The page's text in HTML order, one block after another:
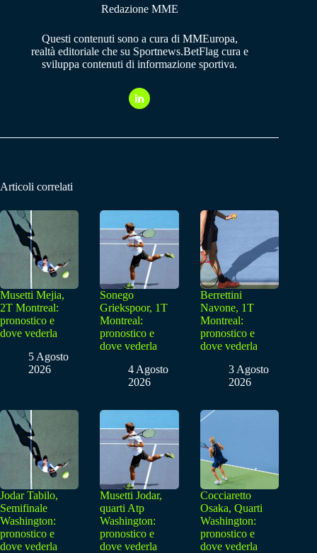
Redazione MME
Questi contenuti sono a cura di MMEuropa,
realtà editoriale che su Sportnews.BetFlag cura e
sviluppa contenuti di informazione sportiva.
Articoli correlati
Musetti Mejia,
2T Montreal:
pronostico e
dove vederla
5 Agosto
2026
Sonego
Griekspoor, 1T
Montreal:
pronostico e
dove vederla
4 Agosto
2026
Berrettini
Navone, 1T
Montreal:
pronostico e
dove vederla
3 Agosto
2026
Jodar Tabilo,
Semifinale
Washington:
pronostico e
dove vederla
Musetti Jodar,
quarti Atp
Washington:
pronostico e
dove vederla
Cocciaretto
Osaka, Quarti
Washington:
pronostico e
dove vederla